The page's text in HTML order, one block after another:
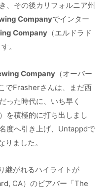
、その後カリフォルニア州
Companyでインター
Company （エルドラド
。
Company （オーバー
でFrasherさんは、まだ西
った時代に、いち早く
を積極的に打ち出しまし
度へ引き上げ、Untappdで
りました。
継がれるハイライトが
CA）のビアバー「The